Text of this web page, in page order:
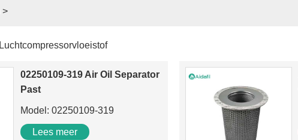
>
Polypropyleenfilterdoekplaat en frame filter drukt industrieel filterdoek
Luchtcompressorvloeistof
88290017-431 Luchtcompressoronderdelen
88290001-129 Luchtcilinder
02250109-319 Air Oil Separator
Past
Model: 02250109-319
Lees meer